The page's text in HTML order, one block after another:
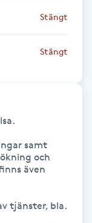
Stängt
Stängt
samt
och
även
tjänster, bla.